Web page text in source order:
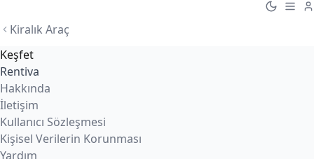
Kiralık Araç
Keşfet
Rentiva
Hakkında
İletişim
Kullanıcı Sözleşmesi
Kişisel Verilerin Korunması
Yardım